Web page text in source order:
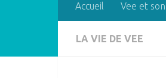
Accueil Vee et
LA VIE DE VEE